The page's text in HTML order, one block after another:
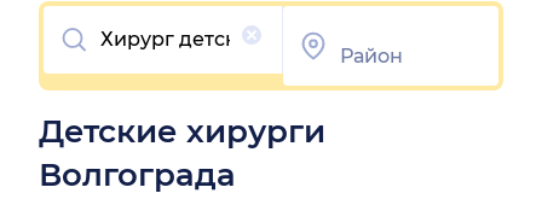
Очистить
Детские хирурги
Волгограда